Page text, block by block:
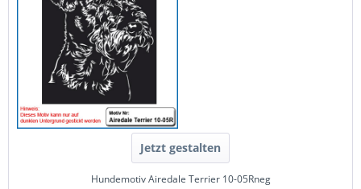
Jetzt gestalten
Hundemotiv Airedale Terrier 10-05Rneg